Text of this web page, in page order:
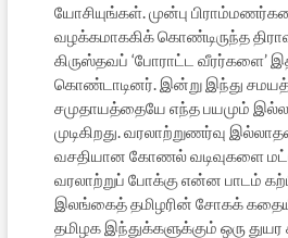
யோசியுங்கள். முன்பு
வழக்கமாககிக் கொண்டிருந்த
கிருஸ்தவப் ‘போராட்ட வீரர்களை’
கொண்டாடினர். இன்று இந்து
சமுதாயத்தையே எந்த பயமும்
முடிகிறது. வரலாற்றுணர்வு
வசதியான கோணல் வடிவுகளை
வரலாற்றுப் போக்கு என்ன பாடம்
இலங்கைத் தமிழரின் சோகக்
தமிழக இந்துக்களுக்கும் ஒரு துயர